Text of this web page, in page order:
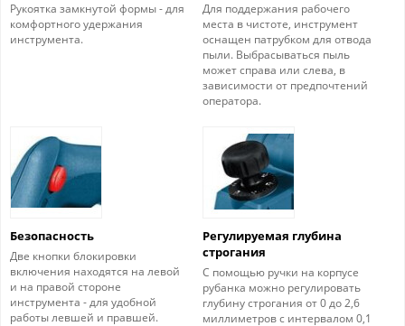
Рукоятка замкнутой формы - для
комфортного удержания
инструмента.
Для поддержания рабочего
места в чистоте, инструмент
оснащен патрубком для отвода
пыли. Выбрасываться пыль
может справа или слева, в
зависимости от предпочтений
оператора.
Безопасность
Две кнопки блокировки
включения находятся на левой
и на правой стороне
инструмента - для удобной
работы левшей и правшей.
Регулируемая глубина
строгания
С помощью ручки на корпусе
рубанка можно регулировать
глубину строгания от 0 до 2,6
миллиметров с интервалом 0,1